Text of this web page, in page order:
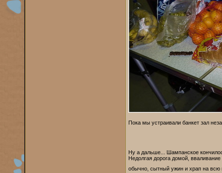
Пока мы устраивали банкет зал
Ну а дальше... Шампанское
Недолгая дорога домой,
обычно, сытный ужин и храп на всю